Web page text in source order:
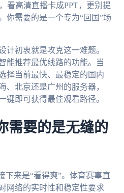
看高清直播卡成PPT，更别提
你需要的是一个专为“回国”场
计初衷就是攻克这一难题。
能推荐最优线路的功能。当
择当前最快、最稳定的国内
、北京还是广州的服务器，
键即可获得最佳观看路径。
需要的是无缝的
下来是“看得爽”。体育赛事直
网络的实时性和稳定性要求